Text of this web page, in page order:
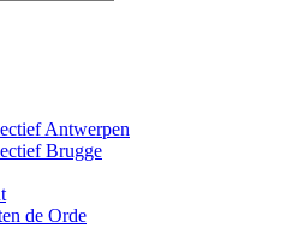
Antwerpen
Brugge
de Orde